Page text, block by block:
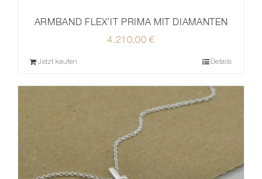
ARMBAND FLEX’IT PRIMA MIT DIAMANTEN
4.210,00€
Jetzt kaufen Details